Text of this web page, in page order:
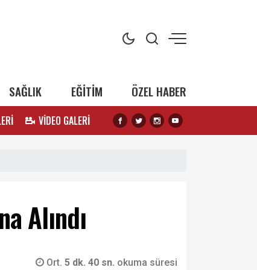
SAĞLIK EĞİTİM ÖZEL HABER
VİDEO GALERİ
Alındı
Ort. 5 dk. 40 sn. okuma süresi